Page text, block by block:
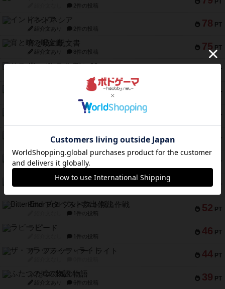
PT
2件の投稿
78 PT
インドネシア
紹介文あり 2件の投稿
75 PT
宵と暁の呪文書
紹介文あり 8件の投稿
PT
リスボン・トラム 28
PT
PT
PT
スペクタキュラー
紹介文なし 1件の投稿
PT
スモールワールド
紹介文あり 13件の投稿
58 PT
ギャンブラー
52 PT
Bitter End ブタペスト救出作戦
1件の投稿
46 PT
ラピード
1件の投稿
44 PT
ザ・フラッフィー・ライト
39 PT
ふたつの城の物語
紹介文あり 6件の投稿